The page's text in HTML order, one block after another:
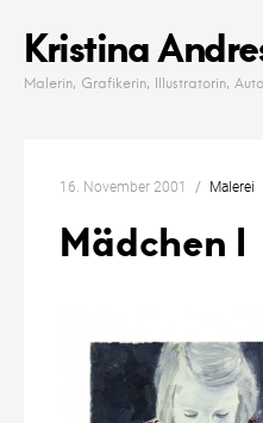
content
Kristina
Malerin, Grafikerin, Illustratorin,
16. November 2001 Malerei
Mädchen I